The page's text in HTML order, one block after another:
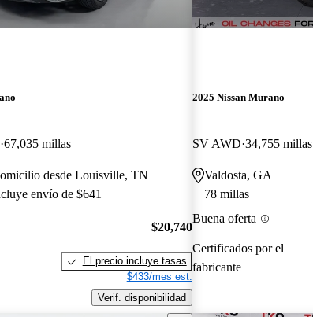
67,035 millas
desde Louisville, TN
envío de $641
$20,740
El precio incluye tasas
$433/mes est.
Verif. disponibilidad
2025 Nissan Murano
SV AWD 34,755 millas
Valdosta, GA
78 millas
Buena oferta
Certificados por el
fabricante